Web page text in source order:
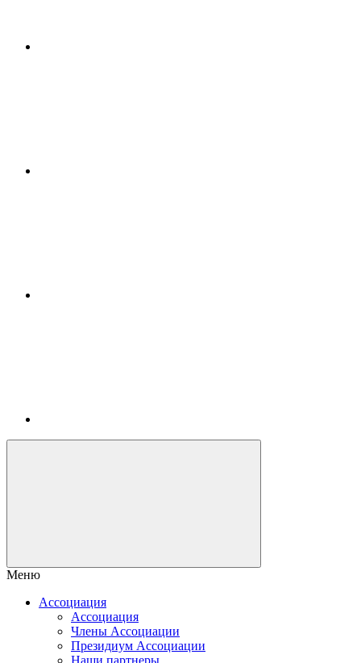
Меню
Ассоциация
Ассоциация
Члены Ассоциации
Президиум Ассоциации
Наши партнеры